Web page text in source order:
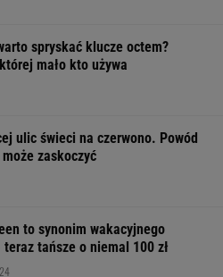
spryskać klucze octem?
mało kto używa
ulic świeci na czerwono. Powód
zaskoczyć
to synonim wakacyjnego
tańsze o niemal 100 zł